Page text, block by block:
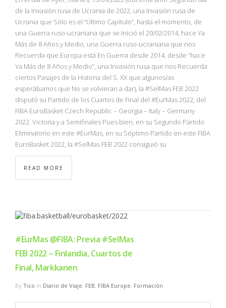
de la Invasión rusa de Ucrania de 2022, una Invasión rusa de
Ucrania que Sólo es el “Último Capítulo”, hasta el momento, de
una Guerra ruso-ucraniana que se Inició el 20/02/2014, hace Ya
Más de 8 Años y Medio, una Guerra ruso-ucraniana que nos
Recuerda que Europa está En Guerra desde 2014, desde “hace
Ya Más de 8 Años y Medio”, una Invasión rusa que nos Recuerda
ciertos Pasajes de la Historia del S. XX que algunos/as
esperábamos que No se volvieran a dar), la #SelMas FEB 2022
disputó su Partido de los Cuartos de Final del #EurMas 2022, del
FIBA EuroBasket Czech Republic – Georgia – Italy – Germany
2022. Victoria y a Semifinales Pues bien, en su Segundo Partido
Eliminatorio en este #EurMas, en su Séptimo Partido en este FIBA
EuroBasket 2022, la #SelMas FEB 2022 consiguió su
READ MORE
#EurMas @FIBA: Previa #SelMas
FEB 2022 – Finlandia, Cuartos de
Final, Markkanen
By Tico in Diario de Viaje, FEB, FIBA Europe, Formación